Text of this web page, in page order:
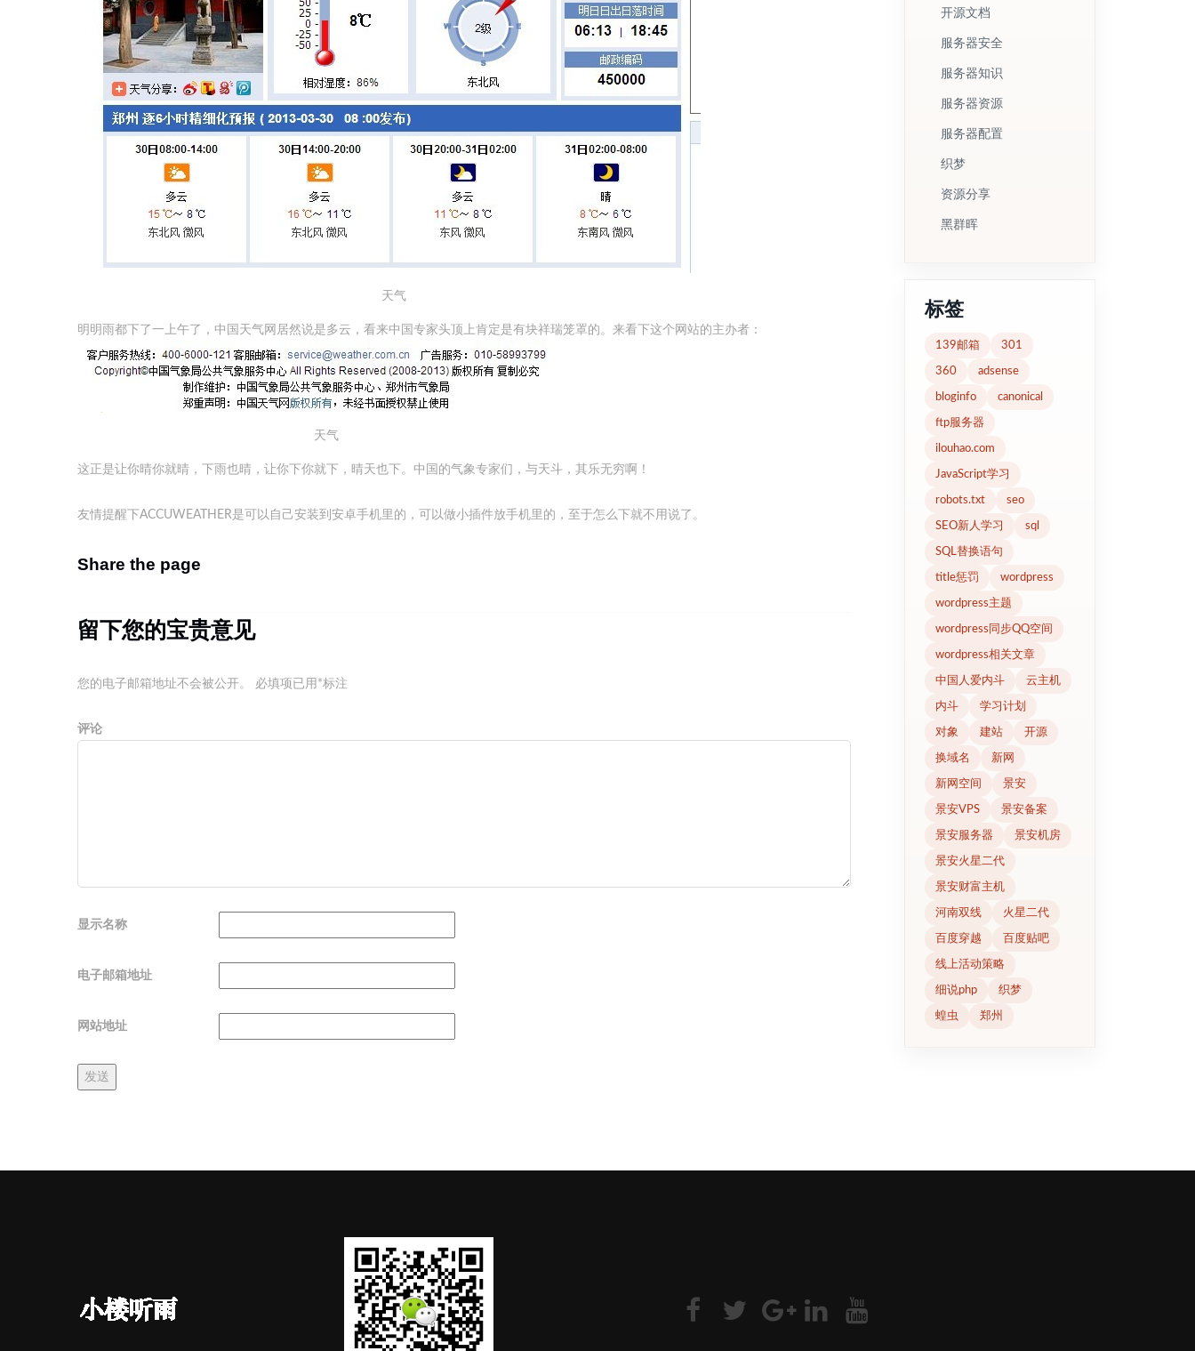
天气
明明雨都下了一上午了，中国天气网居然说是多云，看来中国专家头顶上肯定是有块祥瑞笼罩的。来看下这个网站的主办者：
天气
这正是让你晴你就晴，下雨也晴，让你下你就下，晴天也下。中国的气象专家们，与天斗，其乐无穷啊！
友情提醒下ACCUWEATHER是可以自己安装到安卓手机里的，可以做小插件放手机里的，至于怎么下就不用说了。
Share the page
留下您的宝贵意见
您的电子邮箱地址不会被公开。 必填项已用 *标注
评论
显示名称
电子邮箱地址
网站地址
开源文档
服务器安全
服务器知识
服务器资源
服务器配置
织梦
资源分享
黑群晖
标签
139邮箱 301
360 adsense
bloginfo canonical
ftp服务器
ilouhao.com
JavaScript学习
robots.txt seo
SEO新人学习 sql
SQL替换语句
title惩罚 wordpress
wordpress主题
wordpress同步QQ空间
wordpress相关文章
中国人爱内斗 云主机
内斗 学习计划
对象 建站 开源
换域名 新网
新网空间 景安
景安VPS 景安备案
景安服务器 景安机房
景安火星二代
景安财富主机
河南双线 火星二代
百度穿越 百度贴吧
线上活动策略
细说php 织梦
蝗虫 郑州